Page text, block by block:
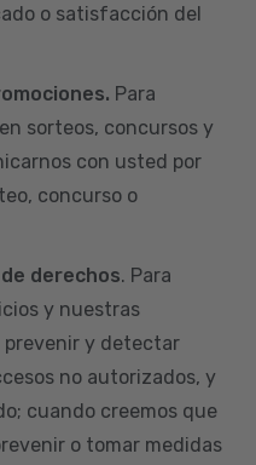
o satisfacción del
Para
sorteos, concursos y
con usted por
concurso o
derechos. Para
y nuestras
prevenir y detectar
no autorizados, y
cuando creemos que
o tomar medidas